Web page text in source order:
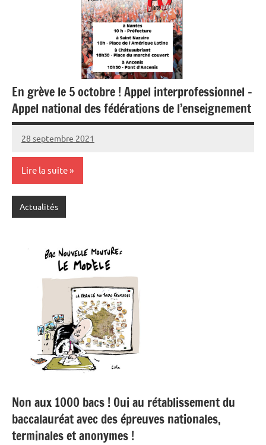
En grève le 5 octobre ! Appel interprofessionnel –
Appel national des fédérations de l’enseignement
28 septembre 2021
SNFOLC44
Lire la suite
Actualités
Non aux 1000 bacs ! Oui au rétablissement du
baccalauréat avec des épreuves nationales,
terminales et anonymes !